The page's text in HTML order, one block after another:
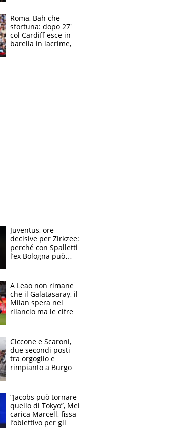
Roma, Bah che
sfortuna: dopo 27'
col Cardiff esce in
barella in lacrime,
Juventus, ore
decisive per Zirkzee:
perché con Spalletti
l’ex Bologna può
A Leao non rimane
che il Galatasaray, il
Milan spera nel
rilancio ma le cifre
delle tensioni
Ciccone e Scaroni,
due secondi posti
tra orgoglio e
rimpianto a Burgos
“Jacobs può tornare
quello di Tokyo”, Mei
carica Marcell, fissa
l’obiettivo per gli